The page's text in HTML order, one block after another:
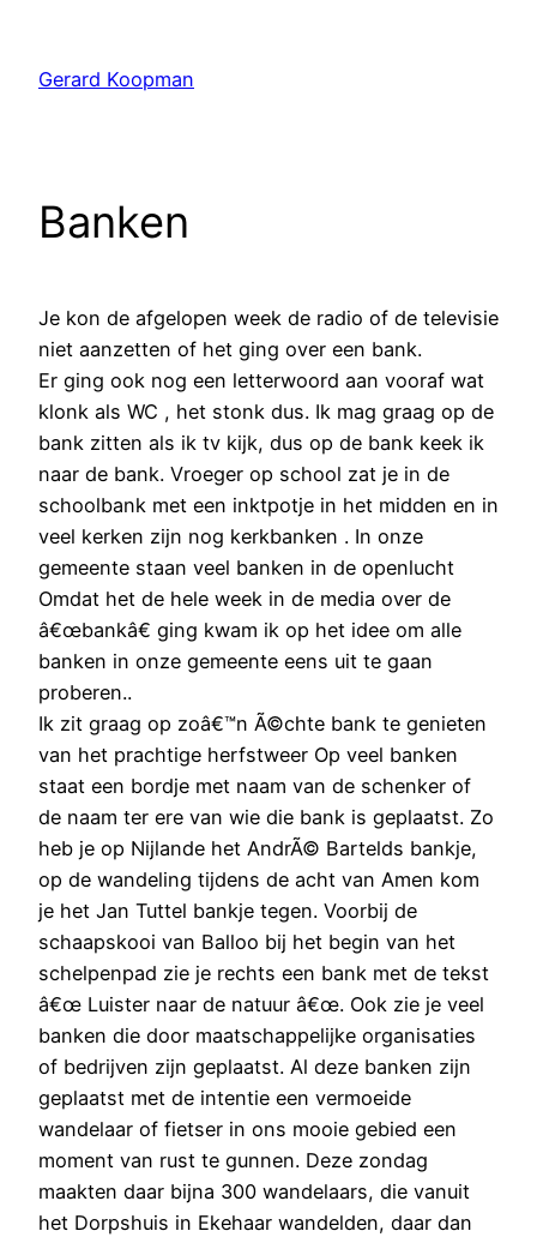
Gerard Koopman
Banken
Je kon de afgelopen week de radio of de televisie
niet aanzetten of het ging over een bank.
Er ging ook nog een letterwoord aan vooraf wat
klonk als WC , het stonk dus. Ik mag graag op de
bank zitten als ik tv kijk, dus op de bank keek ik
naar de bank. Vroeger op school zat je in de
schoolbank met een inktpotje in het midden en in
veel kerken zijn nog kerkbanken . In onze
gemeente staan veel banken in de openlucht
Omdat het de hele week in de media over de
â€œbankâ€ ging kwam ik op het idee om alle
banken in onze gemeente eens uit te gaan
proberen..
Ik zit graag op zoâ€™n Ã©chte bank te genieten
van het prachtige herfstweer Op veel banken
staat een bordje met naam van de schenker of
de naam ter ere van wie die bank is geplaatst. Zo
heb je op Nijlande het AndrÃ© Bartelds bankje,
op de wandeling tijdens de acht van Amen kom
je het Jan Tuttel bankje tegen. Voorbij de
schaapskooi van Balloo bij het begin van het
schelpenpad zie je rechts een bank met de tekst
â€œ Luister naar de natuur â€œ. Ook zie je veel
banken die door maatschappelijke organisaties
of bedrijven zijn geplaatst. Al deze banken zijn
geplaatst met de intentie een vermoeide
wandelaar of fietser in ons mooie gebied een
moment van rust te gunnen. Deze zondag
maakten daar bijna 300 wandelaars, die vanuit
het Dorpshuis in Ekehaar wandelden, daar dan